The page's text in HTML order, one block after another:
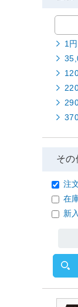
1
その
注
在
新